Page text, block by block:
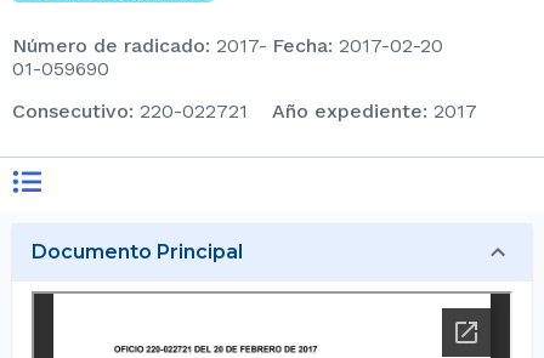
Número de radicado: 2017-
01-059690
Fecha: 2017-02-20
consecutivo: 220-022721 Año expediente: 2017
Documento Principal